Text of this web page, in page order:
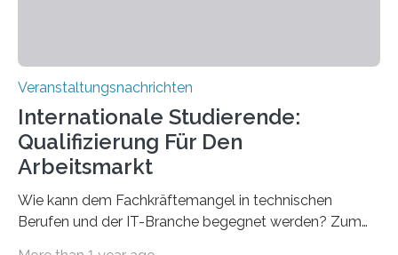
Veranstaltungsnachrichten
Internationale Studierende:
Qualifizierung Für Den
Arbeitsmarkt
Wie kann dem Fachkräftemangel in technischen
Berufen und der IT-Branche begegnet werden? Zum